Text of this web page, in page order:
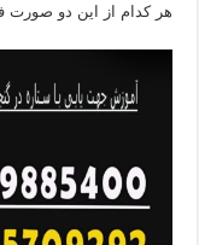
هر کدام از این دو صورت